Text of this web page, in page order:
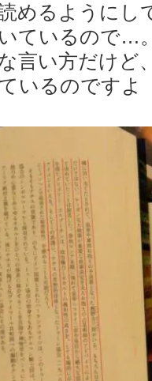
めるようにし
ているので…
言い方だけど
いるのですよ